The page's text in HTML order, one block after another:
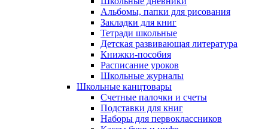
Альбомы, папки для рисования
Закладки для книг
Тетради школьные
Детская развивающая литература
Книжки-пособия
Расписание уроков
Школьные журналы
Школьные канцтовары
Счетные палочки и счеты
Подставки для книг
Наборы для первоклассников